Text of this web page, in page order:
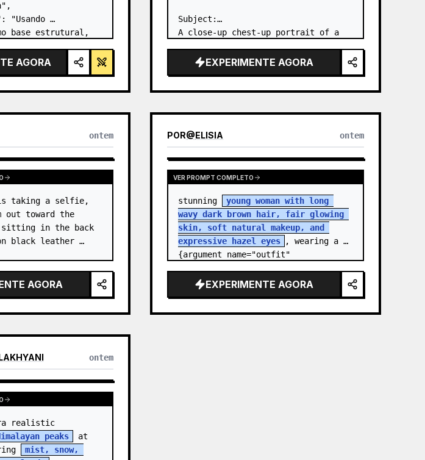
"Usando
base estrutural,
3D altamente
as rampas lisas
AGORA
Subject:
A close-up chest-up portrait of a
trimmed dress leaning her cheek on
one hand and smiling with one eye
EXPERIMENTE AGORA
ontem
is taking a selfie,
out toward the
sitting in the back
black leather
AGORA
POR@ELISIA ontem
VER PROMPT COMPLETO
stunning
young woman with long
wavy dark brown hair, fair glowing
skin, soft natural makeup, and
expressive hazel eyes
, wearing a
{argument name="outfit"
red streetwear outfit consisting of
a…
EXPERIMENTE AGORA
ontem
realistic
peaks
at
mist, snow,